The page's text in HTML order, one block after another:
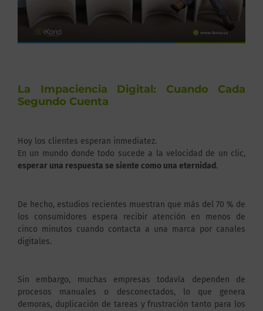
La Impaciencia Digital: Cuando Cada
Segundo Cuenta
Hoy los clientes esperan inmediatez.
En un mundo donde todo sucede a la velocidad de un clic,
esperar una respuesta se siente como una eternidad.
De hecho, estudios recientes muestran que más del 70 % de
los consumidores espera recibir atención en menos de
cinco minutos cuando contacta a una marca por canales
digitales.
Sin embargo, muchas empresas todavía dependen de
procesos manuales o desconectados, lo que genera
demoras, duplicación de tareas y frustración tanto para los